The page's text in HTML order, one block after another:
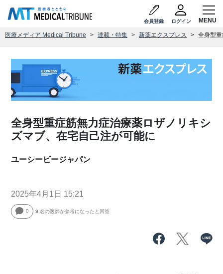
会員登録 ログイン
医療メディア Medical Tribune 連載・特集 新薬エクスプレス 全身型
全身型重症筋無力症治療薬ロザノリキシ
ズマブ、在宅自己注が可能に
ユーシービージャパン
2025年4月1日 15:21
0 9 名の医師が参考になったと回答